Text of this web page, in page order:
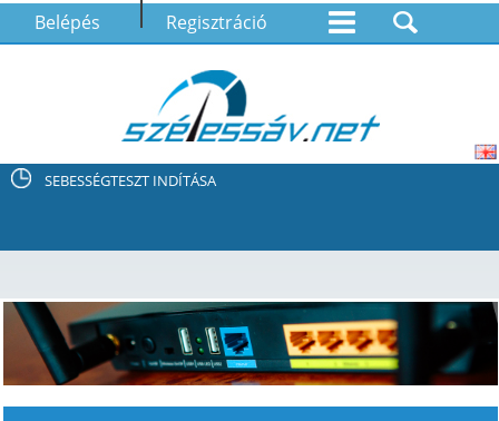
Belépés Regisztráció
SEBESSÉGTESZT INDÍTÁSA